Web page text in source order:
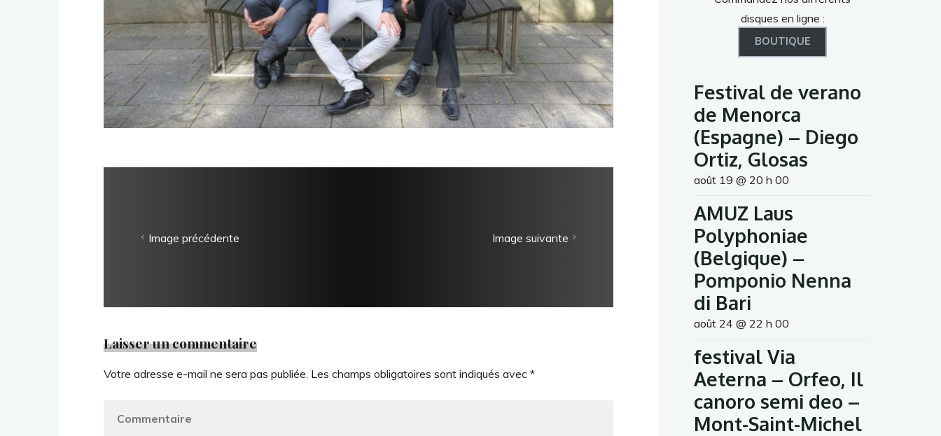
Image précédente Image suivante
Laisser un commentaire
Votre adresse e-mail ne sera pas publiée. Les champs obligatoires sont indiqués avec *
disques en ligne :
BOUTIQUE
Festival de verano
de Menorca
(Espagne) – Diego
Ortiz, Glosas
août 19 @ 20 h 00
AMUZ Laus
Polyphoniae
(Belgique) –
Pomponio Nenna
di Bari
août 24 @ 22 h 00
festival Via
Aeterna – Orfeo, Il
canoro semi deo –
Mont-Saint-Michel